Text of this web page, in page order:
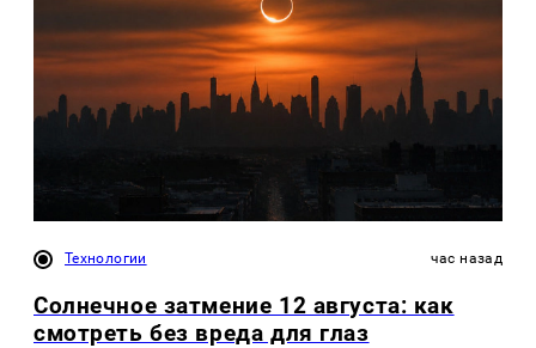
Технологии час назад
Солнечное затмение 12 августа: как
смотреть без вреда для глаз